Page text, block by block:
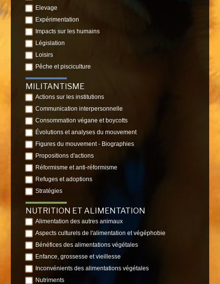
Elevage
Expérimentation
Impacts sur les humains
Législation
Loisirs
Pêche et pisciculture
MILITANTISME
Actions sur les institutions
Communication interpersonnelle
Consommation végane et boycotts
Évolutions et analyses du mouvement
Figures du mouvement - Biographies
Propositions d'actions
Réformisme et anti-réformisme
Refuges et adoptions
Stratégies
NUTRITION ET ALIMENTATION
Alimentation des autres animaux
Aspects culturels de l'alimentation et végéphobie
Bénéfices des alimentations végétales
Enfance, grossesse et vieillesse
Inconvénients des alimentations végétales
Nutriments